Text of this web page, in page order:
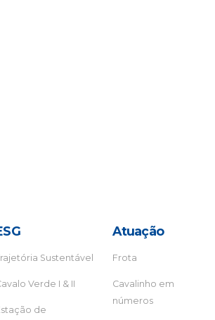
Sustentável
Verde I & II
de
Atuação
Frota
Cavalinho em
números